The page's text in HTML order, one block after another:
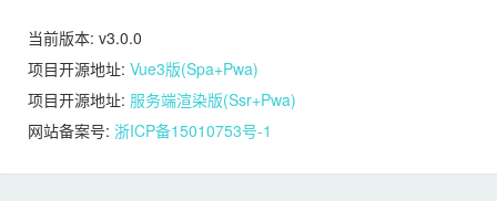
当前版本: v3.0.0
项目开源地址: Vue3版(Spa+Pwa)
项目开源地址: 服务端渲染版(Ssr+Pwa)
网站备案号: 浙ICP备15010753号-1